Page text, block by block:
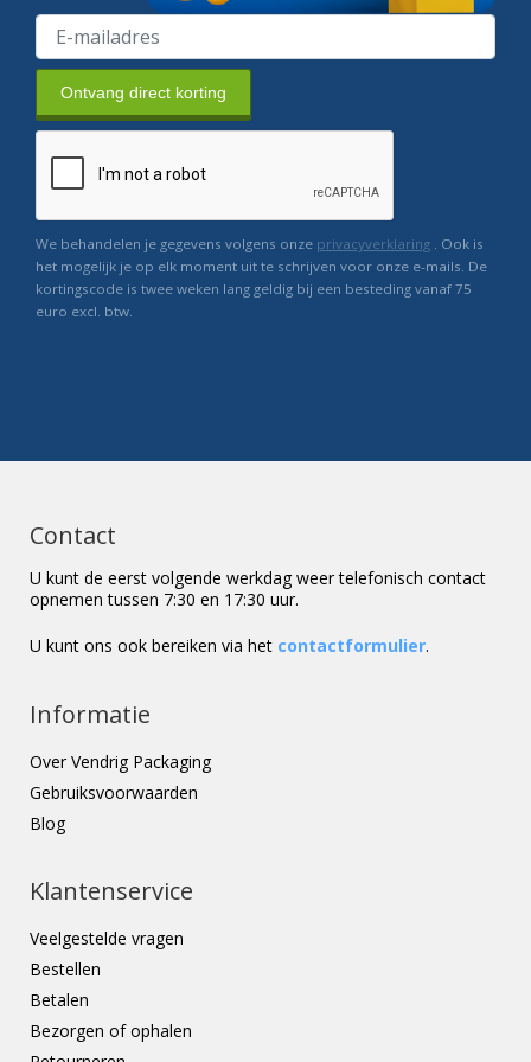
Ontvang direct korting
We behandelen je gegevens volgens onze privacyverklaring . Ook is
het mogelijk je op elk moment uit te schrijven voor onze e-mails. De
kortingscode is twee weken lang geldig bij een besteding vanaf 75
euro excl. btw.
Contact
U kunt de eerst volgende werkdag weer telefonisch contact
opnemen tussen 7:30 en 17:30 uur.
U kunt ons ook bereiken via het contactformulier.
Informatie
Over Vendrig Packaging
Gebruiksvoorwaarden
Blog
Klantenservice
Veelgestelde vragen
Bestellen
Betalen
Bezorgen of ophalen